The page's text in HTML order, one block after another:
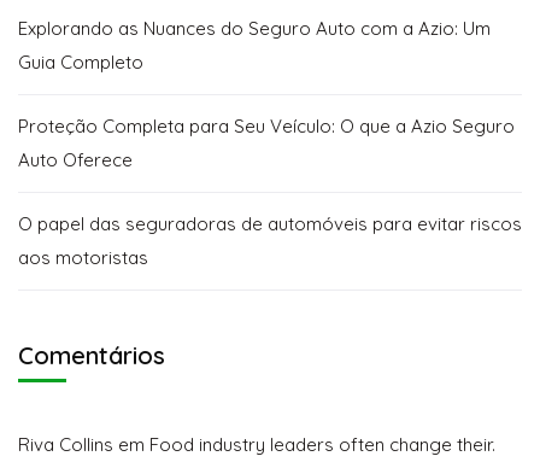
Explorando as Nuances do Seguro Auto com a Azio: Um
Guia Completo
Proteção Completa para Seu Veículo: O que a Azio Seguro
Auto Oferece
O papel das seguradoras de automóveis para evitar riscos
aos motoristas
Comentários
Riva Collins em Food industry leaders often change their.